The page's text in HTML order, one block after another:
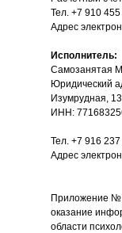
Тел. +7 910
Адрес
Исполнитель:
Cамозанятая
Юридический
Изумрудная,
ИНН:
Тел. +7 916
Адрес
Приложение №
оказание
области